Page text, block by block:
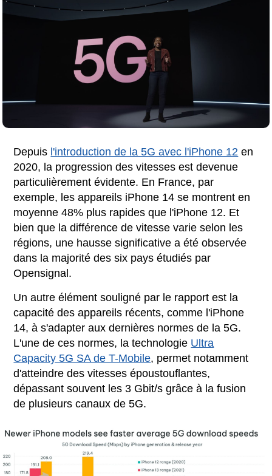
Depuis l'introduction de la 5G avec l'iPhone 12 en
2020, la progression des vitesses est devenue
particulièrement évidente. En France, par
exemple, les appareils iPhone 14 se montrent en
moyenne 48% plus rapides que l'iPhone 12. Et
bien que la différence de vitesse varie selon les
régions, une hausse significative a été observée
dans la majorité des six pays étudiés par
Opensignal.
Un autre élément souligné par le rapport est la
capacité des appareils récents, comme l'iPhone
14, à s'adapter aux dernières normes de la 5G.
L'une de ces normes, la technologie Ultra
Capacity 5G SA de T-Mobile, permet notamment
d'atteindre des vitesses époustouflantes,
dépassant souvent les 3 Gbit/s grâce à la fusion
de plusieurs canaux de 5G.